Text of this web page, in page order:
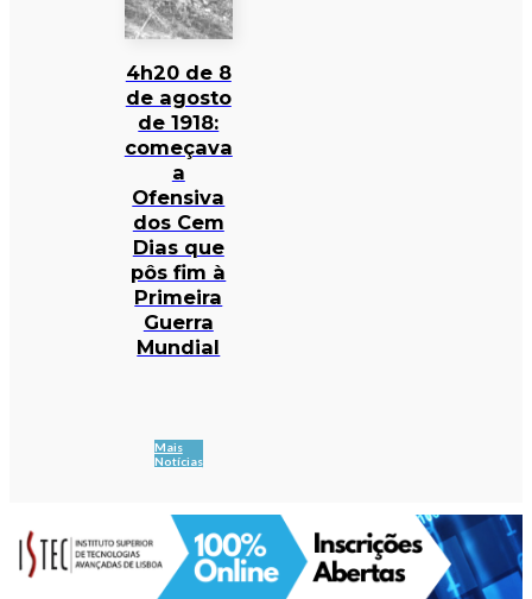
4h20 de 8
de agosto
de 1918:
começava
a
Ofensiva
dos Cem
Dias que
pôs fim à
Primeira
Guerra
Mundial
Mais
Notícias